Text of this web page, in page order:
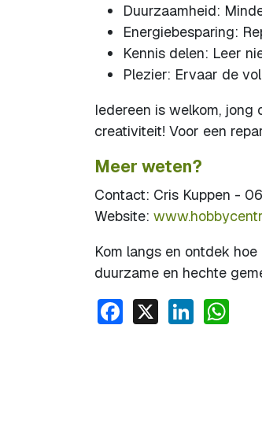
Duurzaamheid:
Energiebesparing:
Kennis delen: Leer
Plezier: Ervaar de
Iedereen is welkom, jong
creativiteit! Voor een
Meer weten?
Contact: Cris Kuppen -
Website:
Kom langs en ontdek
duurzame en hechte
Facebook
X